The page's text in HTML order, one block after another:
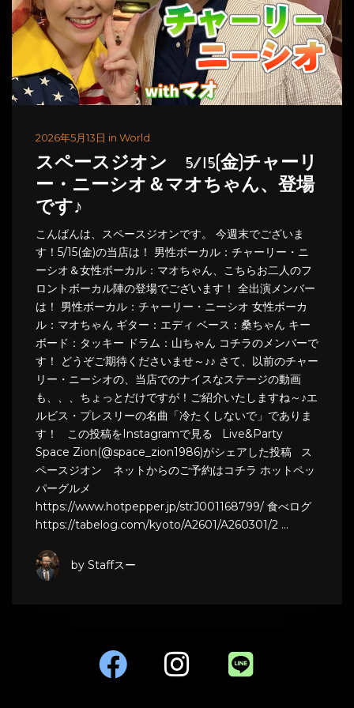
2026年5月13日 in World
スペースジオン 5/15(金)チャーリ
ー・ニーシオ＆マオちゃん、登場
です♪
こんばんは、スペースジオンです。 今週末でございま
す！5/15(金)の当店は！ 男性ボーカル：チャーリー・ニ
ーシオ＆女性ボーカル：マオちゃん、こちらお二人のフ
ロントボーカル陣の登場でございます！ 全出演メンバー
は！ 男性ボーカル：チャーリー・ニーシオ 女性ボーカ
ル：マオちゃん ギター：エディ ベース：桑ちゃん キー
ボード：タッキー ドラム：山ちゃん コチラのメンバーで
す！ どうぞご期待くださいませ～♪♪ さて、以前のチャー
リー・ニーシオの、当店でのナイスなステージの動画
も、、、ちょっとだけですが！ご紹介いたしますね～♪エ
ルビス・プレスリーの名曲「冷たくしないで」でありま
す！ この投稿をInstagramで見る Live&Party
Space Zion(@space_zion1986)がシェアした投稿 ス
ペースジオン ネットからのご予約はコチラ ホットペッ
パーグルメ
https://www.hotpepper.jp/strJ001168799/ 食べログ
https://tabelog.com/kyoto/A2601/A260301/2 …
by Staffスー